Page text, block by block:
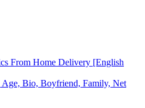
From Home Delivery [English
Bio, Boyfriend, Family, Net